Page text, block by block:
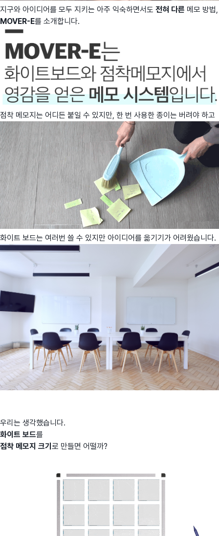
지구와 아이디어를 모두 지키는 아주 익숙하면서도 전혀 다른 메모 방법,
MOVER-E를 소개합니다.
점착 메모지는 어디든 붙일 수 있지만, 한 번 사용한 종이는 버려야 하고
화이트 보드는 여러번 쓸 수 있지만 아이디어를 옮기기가 어려웠습니다.
우리는 생각했습니다.
화이트 보드를
점착 메모지 크기 로 만들면 어떨까?